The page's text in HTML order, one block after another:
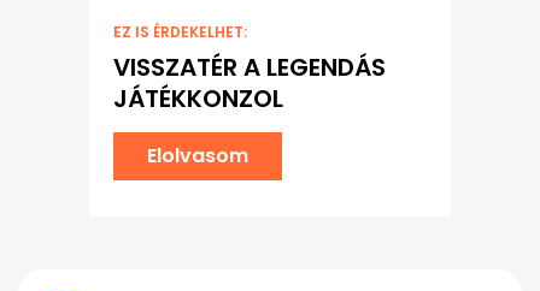
EZ IS ÉRDEKELHET:
VISSZATÉR A LEGENDÁS
JÁTÉKKONZOL
Elolvasom